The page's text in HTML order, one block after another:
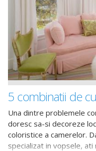
5 combinatii de
Una dintre problemele
doresc sa-si decoreze
coloristice a camerelor.
specializat in vopsele,